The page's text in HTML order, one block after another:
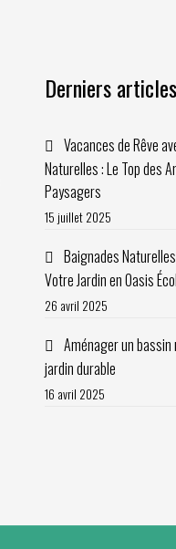
Derniers articles
Vacances de Rêve
Naturelles : Le Top des
Paysagers
15 juillet 2025
Baignades
Votre Jardin en Oasis
26 avril 2025
Aménager un
jardin durable
16 avril 2025